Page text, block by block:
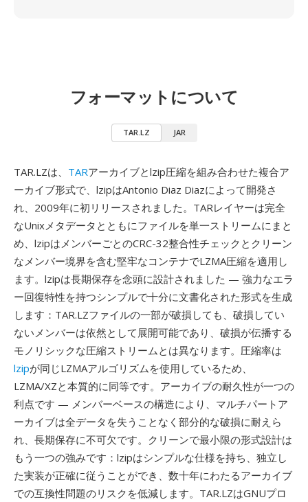
フォーマットについて
TAR.LZ JAR
TAR.LZは、 TARアーカイブとlzip圧縮を組み合わせた複合ア
ーカイブ形式で、lzipはAntonio Diaz Diazによって開発さ
れ、2009年に初リリースされました。TARレイヤーは完全
なUnixメタデータとともにファイルを単一ストリームにまと
め、lzipはメンバーごとのCRC-32整合性チェックとクリーン
なメンバー境界を含む堅牢なコンテナでLZMA圧縮を適用し
ます。lzipは長期保存を念頭に設計されました — 強力なエラ
ー回復特性を持つシンプルで十分に文書化された形式を生成
します：TAR.LZファイルの一部が破損しても、破損してい
ないメンバーは依然として展開可能であり、破損が伝播する
モノリシックな圧縮ストリームとは異なります。圧縮率は
lzipが同じLZMAアルゴリズムを使用しているため、
LZMA/XZと本質的に同等です。アーカイブの耐久性が一つの
利点です — メンバーベースの構造により、マルチパートア
ーカイブは全データを失うことなく部分的な破損に耐えら
れ、長期保存に不可欠です。クリーンで最小限の形式設計は
もう一つの強みです：lzipはシンプルな仕様を持ち、独立し
た実装が正確に従うことができ、数十年にわたるアーカイブ
での互換性問題のリスクを低減します。TAR.LZはGNUプロ